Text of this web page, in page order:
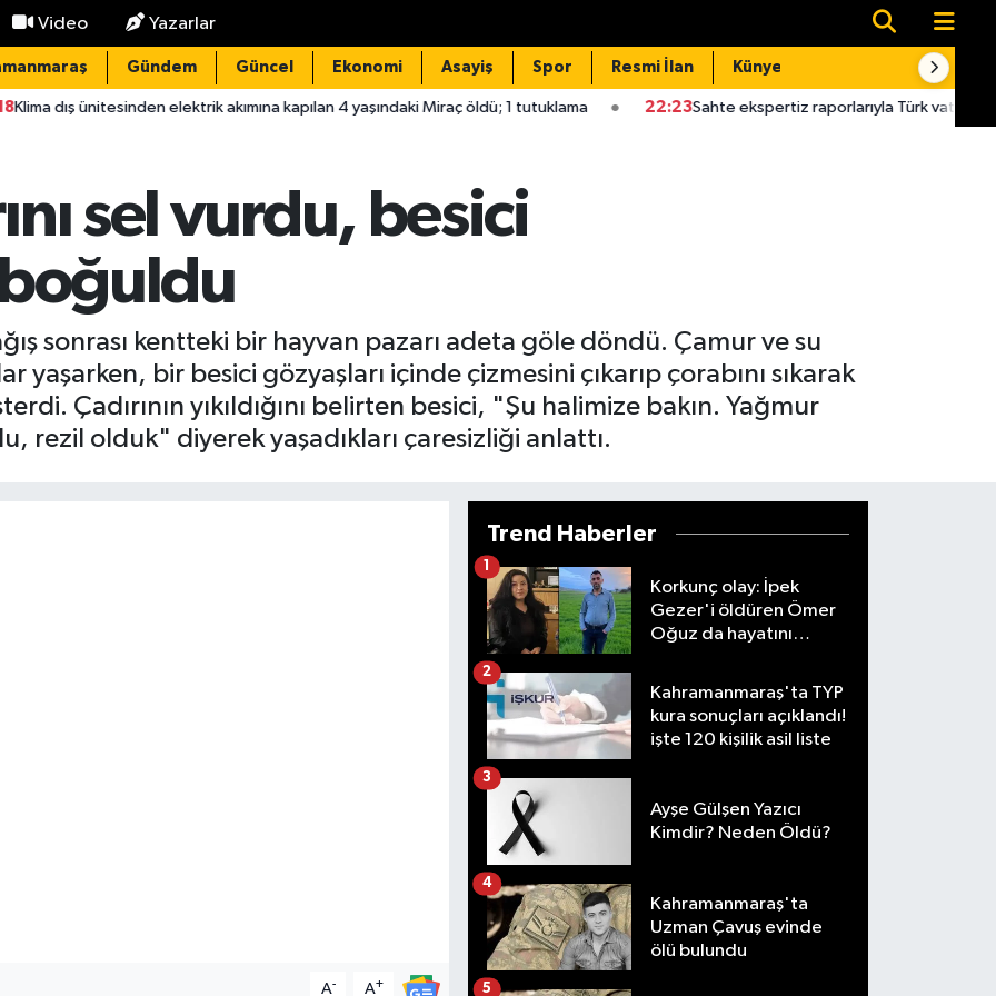
Video Yazarlar
Gündem Güncel Ekonomi Asayiş Spor Resmi İlan Künye
elektrik akımına kapılan 4 yaşındaki Miraç öldü; 1 tutuklama 22:23Sahte ekspertiz raporlarıyla Türk vatandaşlığı
sel vurdu, besici
sonrası kentteki bir hayvan pazarı adeta göle döndü. Çamur ve su
yaşarken, bir besici gözyaşları içinde çizmesini çıkarıp çorabını sıkarak
Çadırının yıkıldığını belirten besici, "Şu halimize bakın. Yağmur
rezil olduk" diyerek yaşadıkları çaresizliği anlattı.
A- A+
Trend Haberler
Korkunç olay: İpek
Gezer'i öldüren Ömer
Oğuz da hayatını
1
Kahramanmaraş'ta TYP
kura sonuçları açıklandı!
işte 120 kişilik asil liste
2
Ayşe Gülşen Yazıcı
Kimdir? Neden Öldü?
3
Kahramanmaraş'ta
Uzman Çavuş evinde
ölü bulundu
4
5